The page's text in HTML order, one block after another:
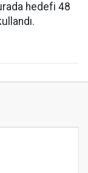
hedefi 48